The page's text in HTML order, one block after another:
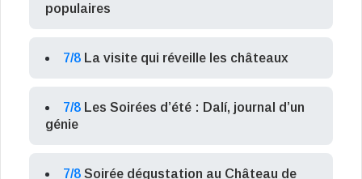
populaires
7/8 La visite qui réveille les châteaux
7/8 Les Soirées d’été : Dalí, journal d’un
génie
7/8 Soirée dégustation au Château de